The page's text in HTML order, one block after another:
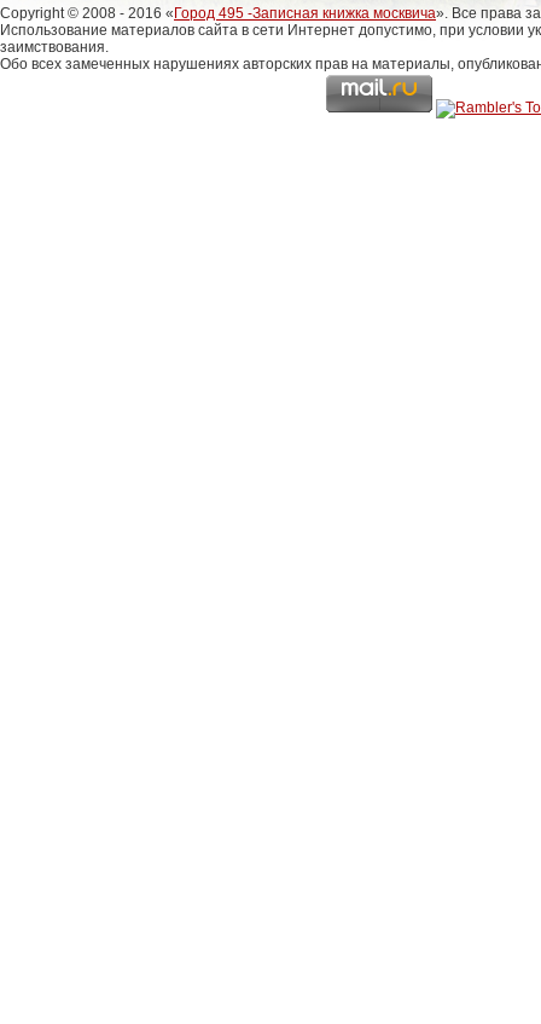
Copyright © 2008 - 2016 « Город 495 -Записная книжка москвича». Все права
Использование материалов сайта в сети Интернет допустимо, при условии
заимствования.
Обо всех замеченных нарушениях авторских прав на материалы,